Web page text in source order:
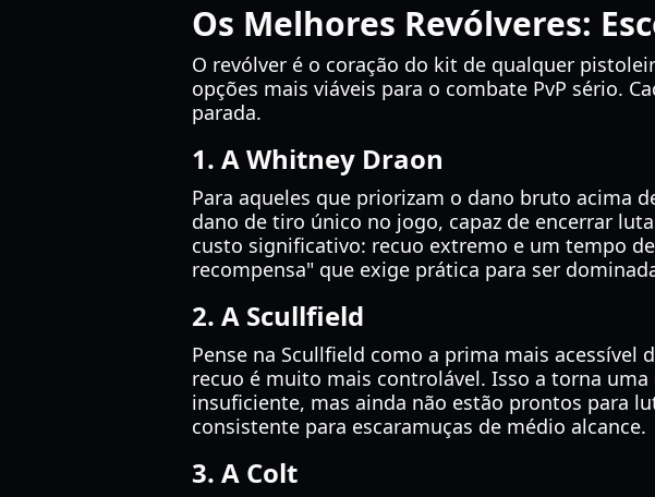
Os Melhores Revólveres:
O revólver é o coração do kit de qualquer
opções mais viáveis para o combate PvP sério.
parada.
1. A Whitney Draon
Para aqueles que priorizam o dano bruto acima
dano de tiro único no jogo, capaz de encerrar
custo significativo: recuo extremo e um tempo
recompensa" que exige prática para ser
2. A Scullfield
Pense na Scullfield como a prima mais acessível
recuo é muito mais controlável. Isso a torna
insuficiente, mas ainda não estão prontos para
consistente para escaramuças de médio alcance.
3. A Colt